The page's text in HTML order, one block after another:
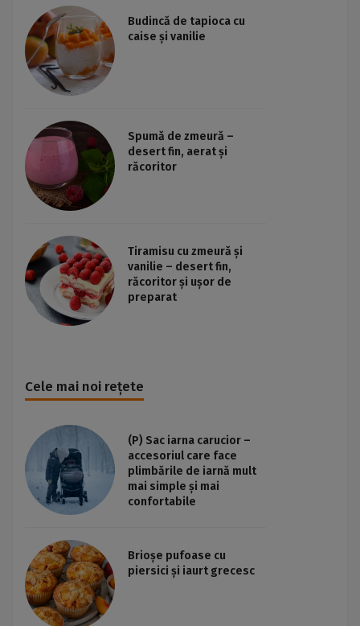
Budincă de tapioca cu
caise și vanilie
Spumă de zmeură –
desert fin, aerat și
răcoritor
Tiramisu cu zmeură și
vanilie – desert fin,
răcoritor și ușor de
preparat
Cele mai noi rețete
(P) Sac iarna carucior –
accesoriul care face
plimbările de iarnă mult
mai simple și mai
confortabile
Brioșe pufoase cu
piersici și iaurt grecesc